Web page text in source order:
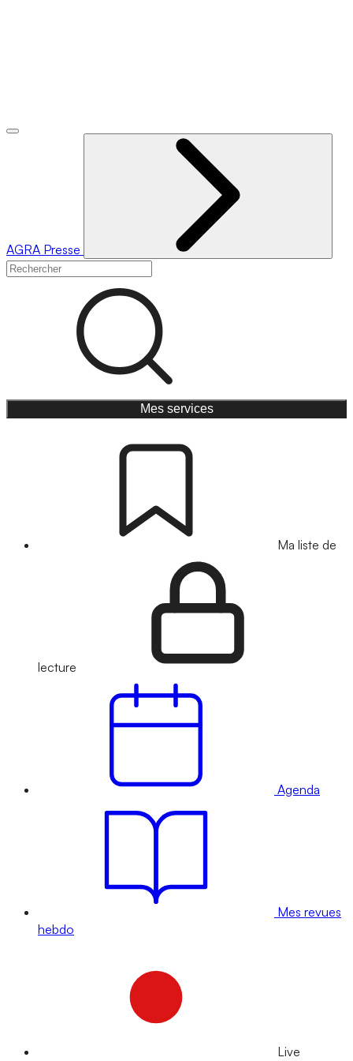
AGRA Presse
Mes services
Ma liste de
lecture
Agenda
Mes revues
hebdo
Live